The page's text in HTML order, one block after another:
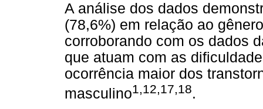
A análise dos dados
(78,6%) em relação ao
corroborando com os dados
que atuam com as
ocorrência maior dos
masculino1,12,17,18.